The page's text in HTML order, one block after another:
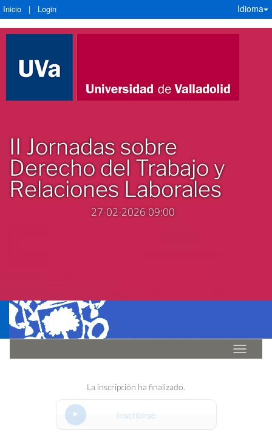
Inicio | Login Idioma
II Jornadas sobre
Derecho del Trabajo y
Relaciones Laborales
27-02-2026 09:00
Idioma
La inscripción ha finalizado.
Inscribirse